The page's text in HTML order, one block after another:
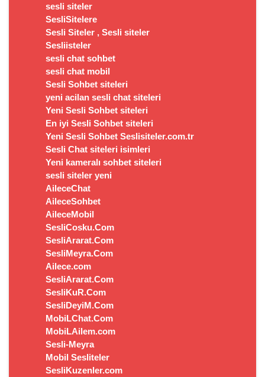
sesli siteler
SesliSitelere
Sesli Siteler , Sesli siteler
Sesliisteler
sesli chat sohbet
sesli chat mobil
Sesli Sohbet siteleri
yeni acilan sesli chat siteleri
Yeni Sesli Sohbet siteleri
En iyi Sesli Sohbet siteleri
Yeni Sesli Sohbet Seslisiteler.com.tr
Sesli Chat siteleri isimleri
Yeni kameralı sohbet siteleri
sesli siteler yeni
AileceChat
AileceSohbet
AileceMobil
SesliCosku.Com
SesliArarat.Com
SesliMeyra.Com
Ailece.com
SesliArarat.Com
SesliKuR.Com
SesliDeyiM.Com
MobiLChat.Com
MobiLAilem.com
Sesli-Meyra
Mobil Sesliteler
SesliKuzenler.com